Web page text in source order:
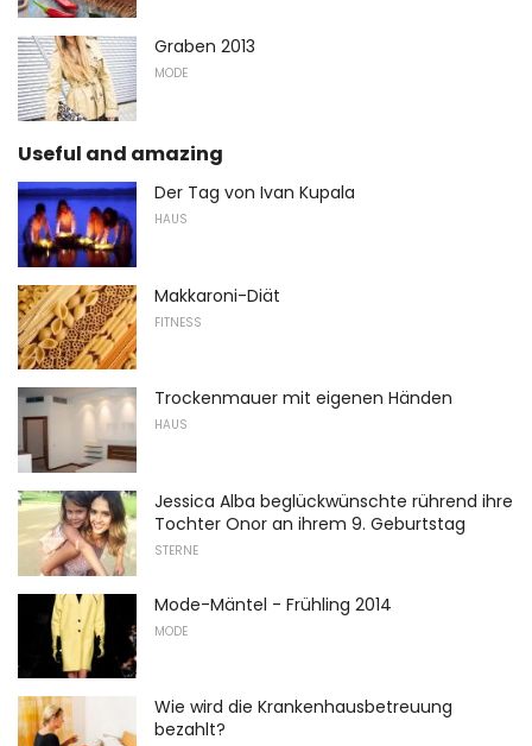
Graben 2013
MODE
Useful and amazing
Der Tag von Ivan Kupala
HAUS
Makkaroni-Diät
FITNESS
Trockenmauer mit eigenen Händen
HAUS
Jessica Alba beglückwünschte rührend ihre
Tochter Onor an ihrem 9. Geburtstag
STERNE
Mode-Mäntel - Frühling 2014
MODE
Wie wird die Krankenhausbetreuung
bezahlt?